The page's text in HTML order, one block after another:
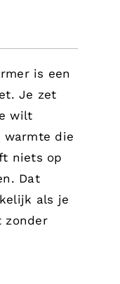
is een
Je zet
wilt
warmte die
niets op
Dat
als je
zonder